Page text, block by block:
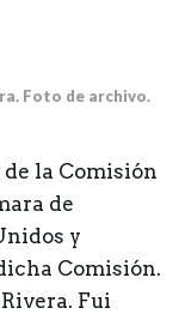
Foto de archivo.
la Comisión
de
y
Comisión.
Fui